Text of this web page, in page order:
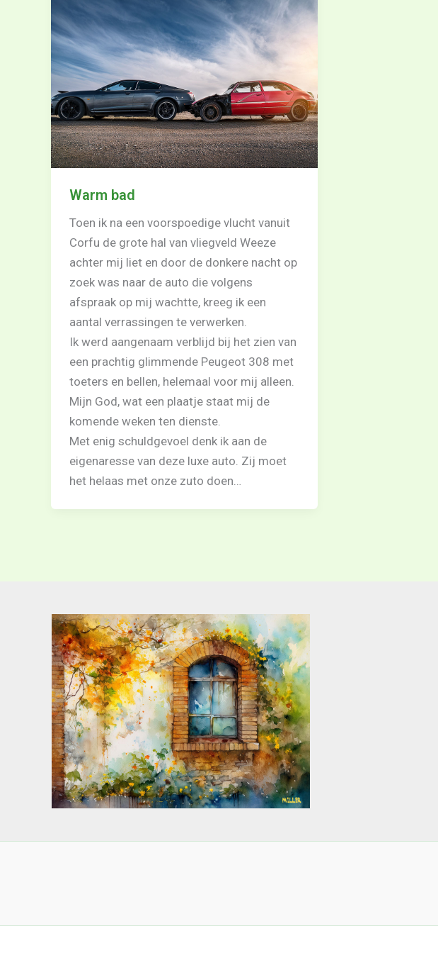
Warm bad
Toen ik na een voorspoedige vlucht vanuit
Corfu de grote hal van vliegveld Weeze
achter mij liet en door de donkere nacht op
zoek was naar de auto die volgens
afspraak op mij wachtte, kreeg ik een
aantal verrassingen te verwerken.
Ik werd aangenaam verblijd bij het zien van
een prachtig glimmende Peugeot 308 met
toeters en bellen, helemaal voor mij alleen.
Mijn God, wat een plaatje staat mij de
komende weken ten dienste.
Met enig schuldgevoel denk ik aan de
eigenaresse van deze luxe auto. Zij moet
het helaas met onze zuto doen…